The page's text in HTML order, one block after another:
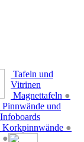
Tafeln und
Vitrinen
Magnettafeln ●
Pinnwände und
Infoboards
Korkpinnwände ●
●